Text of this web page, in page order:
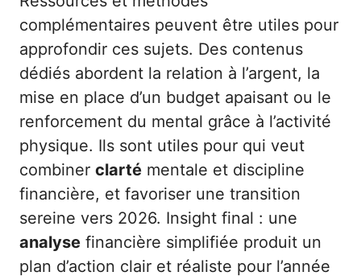
complémentaires peuvent être utiles pour
approfondir ces sujets. Des contenus
dédiés abordent la relation à l’argent, la
mise en place d’un budget apaisant ou le
renforcement du mental grâce à l’activité
physique. Ils sont utiles pour qui veut
combiner clarté mentale et discipline
financière, et favoriser une transition
sereine vers 2026. Insight final : une
analyse financière simplifiée produit un
plan d’action clair et réaliste pour l’année